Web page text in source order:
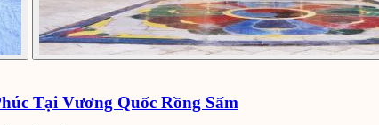
Tại Vương Quốc Rồng Sấm